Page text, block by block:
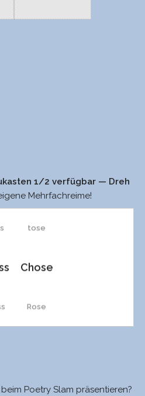
1/2 verfügbar — Dreh
Mehrfachreime!
tose
Chose
Rose
Pose
Poetry Slam präsentieren?